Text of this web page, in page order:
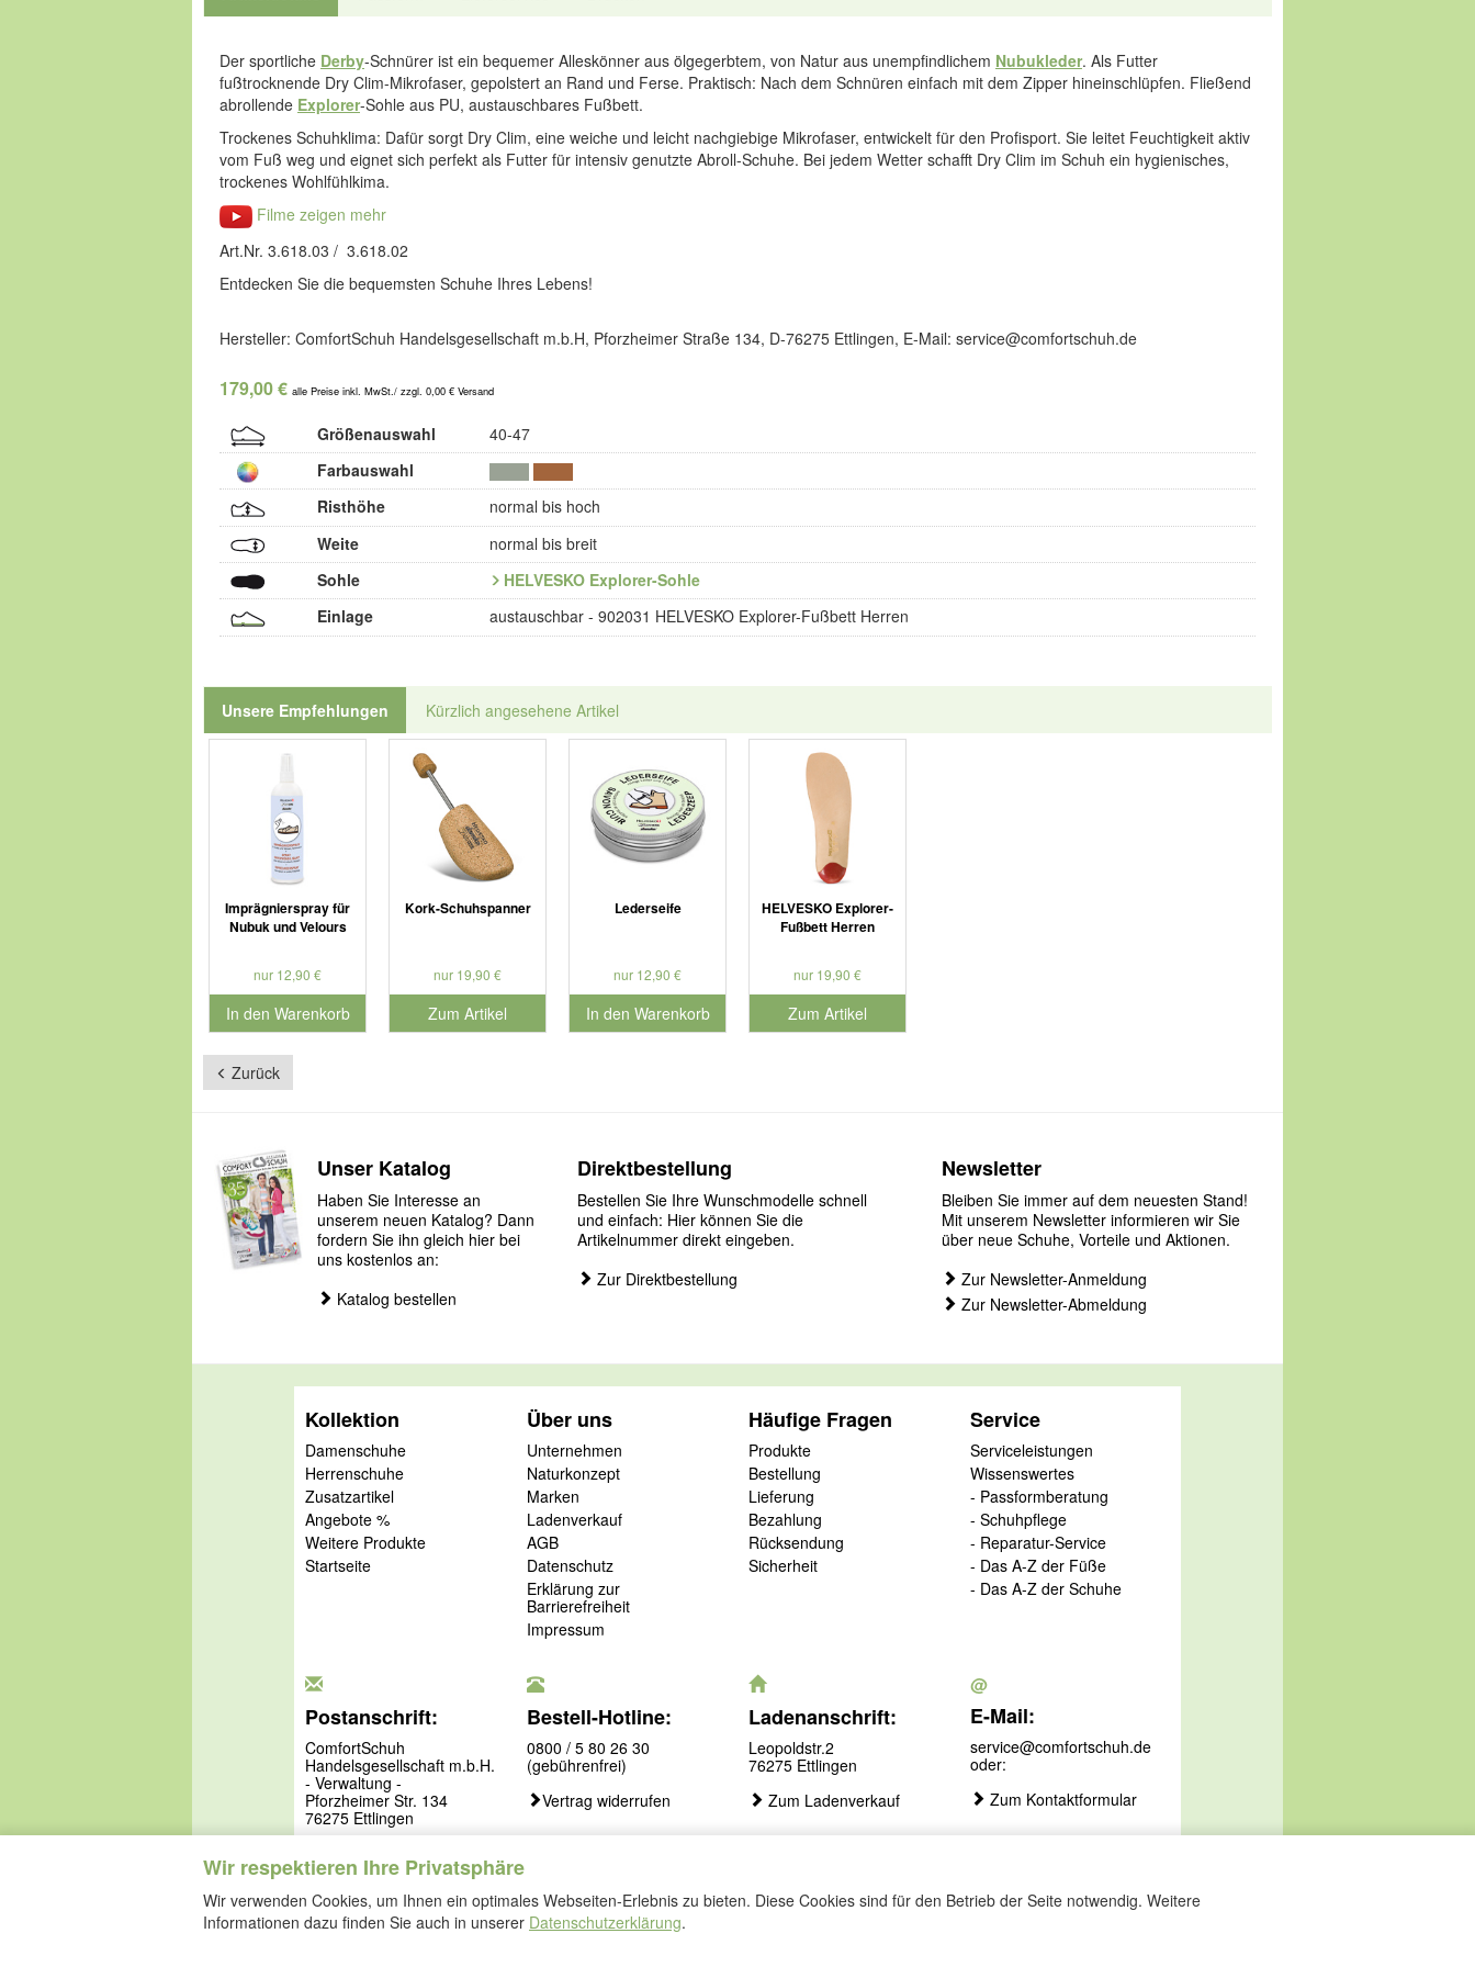
Der sportliche Derby-Schnürer ist ein bequemer Alleskönner aus ölgegerbtem, von Natur aus unempfindlichem Nubukleder. Als Futter
fußtrocknende Dry Clim-Mikrofaser, gepolstert an Rand und Ferse. Praktisch: Nach dem Schnüren einfach mit dem Zipper hineinschlüpfen. Fließend
abrollende Explorer-Sohle aus PU, austauschbares Fußbett.
Trockenes Schuhklima: Dafür sorgt Dry Clim, eine weiche und leicht nachgiebige Mikrofaser, entwickelt für den Profisport. Sie leitet Feuchtigkeit aktiv
vom Fuß weg und eignet sich perfekt als Futter für intensiv genutzte Abroll-Schuhe. Bei jedem Wetter schafft Dry Clim im Schuh ein hygienisches,
trockenes Wohlfühlkima.
Filme zeigen mehr
Art.Nr. 3.618.03 / 3.618.02
Entdecken Sie die bequemsten Schuhe Ihres Lebens!
Hersteller: ComfortSchuh Handelsgesellschaft m.b.H, Pforzheimer Straße 134, D-76275 Ettlingen, E-Mail: service@comfortschuh.de
179,00 € alle Preise inkl. MwSt./ zzgl. 0,00 € Versand
Größenauswahl
40-47
Farbauswahl
Risthöhe
normal bis hoch
Weite
normal bis breit
Sohle
HELVESKO Explorer-Sohle
Einlage
austauschbar - 902031 HELVESKO Explorer-Fußbett Herren
Unsere Empfehlungen Kürzlich angesehene Artikel
Imprägnierspray für
Nubuk und Velours
nur 12,90 €
In den Warenkorb
für Produktnummer 901179
Kork-Schuhspanner
nur 19,90 €
Zum Artikel
Lederseife
nur 12,90 €
In den Warenkorb
für Produktnummer 901127
HELVESKO Explorer-
Fußbett Herren
nur 19,90 €
Zum Artikel
Zurück
Wir respektieren Ihre Privatsphäre
Wir verwenden Cookies, um Ihnen ein optimales Webseiten-Erlebnis zu bieten. Diese Cookies sind für den Betrieb der Seite notwendig. Weitere
Informationen dazu finden Sie auch in unserer Datenschutzerklärung.
Unser Katalog
Haben Sie Interesse an
unserem neuen Katalog? Dann
fordern Sie ihn gleich hier bei
uns kostenlos an:
Katalog bestellen
Direktbestellung
Bestellen Sie Ihre Wunschmodelle schnell
und einfach: Hier können Sie die
Artikelnummer direkt eingeben.
Zur Direktbestellung
Newsletter
Bleiben Sie immer auf dem neuesten Stand!
Mit unserem Newsletter informieren wir Sie
über neue Schuhe, Vorteile und Aktionen.
Zur Newsletter-Anmeldung
Zur Newsletter-Abmeldung
Kollektion
Damenschuhe
Herrenschuhe
Zusatzartikel
Angebote %
Weitere Produkte
Startseite
Über uns
Unternehmen
Naturkonzept
Marken
Ladenverkauf
AGB
Datenschutz
Erklärung zur
Barrierefreiheit
Impressum
Häufige Fragen
Produkte
Bestellung
Lieferung
Bezahlung
Rücksendung
Sicherheit
Service
Serviceleistungen
Wissenswertes
- Passformberatung
- Schuhpflege
- Reparatur-Service
- Das A-Z der Füße
- Das A-Z der Schuhe
Postanschrift:
ComfortSchuh
Handelsgesellschaft m.b.H.
- Verwaltung -
Pforzheimer Str. 134
76275 Ettlingen
Bestell-Hotline:
0800 / 5 80 26 30
(gebührenfrei)
Vertrag widerrufen
Ladenanschrift:
Leopoldstr.2
76275 Ettlingen
Zum Ladenverkauf
@
E-Mail:
service@comfortschuh.de
oder:
Zum Kontaktformular